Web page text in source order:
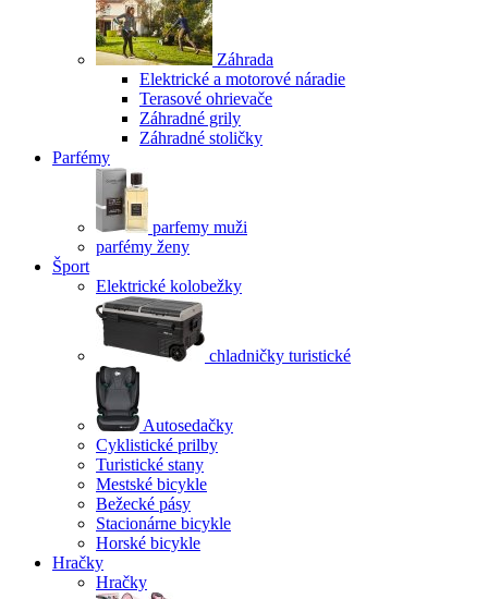
Záhrada
Elektrické a motorové náradie
Terasové ohrievače
Záhradné grily
Záhradné stoličky
Parfémy
parfemy muži
parfémy ženy
Šport
Elektrické kolobežky
chladničky turistické
Autosedačky
Cyklistické prilby
Turistické stany
Mestské bicykle
Bežecké pásy
Stacionárne bicykle
Horské bicykle
Hračky
Hračky